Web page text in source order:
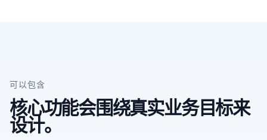
可以包含
核心功能会围绕真实业务目标来
设计。